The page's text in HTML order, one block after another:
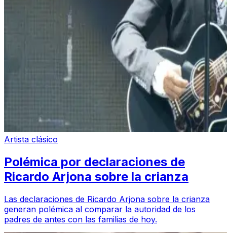
Artista clásico
Polémica por declaraciones de
Ricardo Arjona sobre la crianza
Las declaraciones de Ricardo Arjona sobre la crianza
generan polémica al comparar la autoridad de los
padres de antes con las familias de hoy.